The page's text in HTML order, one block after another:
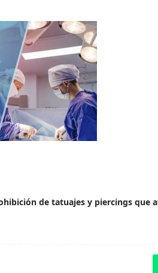
de tatuajes y piercings que